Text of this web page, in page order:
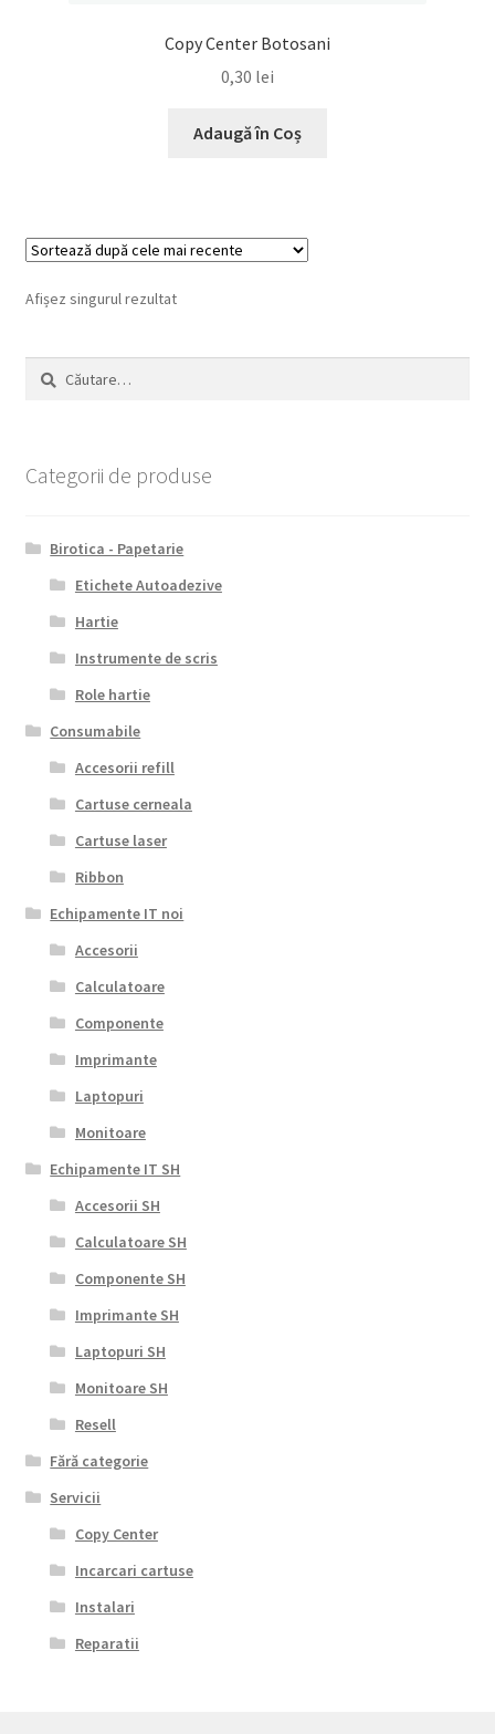
Copy Center Botosani
0,30 lei
Adaugă în Coș
Afișez singurul rezultat
Caută
după:
Categorii de produse
Birotica - Papetarie
Etichete Autoadezive
Hartie
Instrumente de scris
Role hartie
Consumabile
Accesorii refill
Cartuse cerneala
Cartuse laser
Ribbon
Echipamente IT noi
Accesorii
Calculatoare
Componente
Imprimante
Laptopuri
Monitoare
Echipamente IT SH
Accesorii SH
Calculatoare SH
Componente SH
Imprimante SH
Laptopuri SH
Monitoare SH
Resell
Fără categorie
Servicii
Copy Center
Incarcari cartuse
Instalari
Reparatii